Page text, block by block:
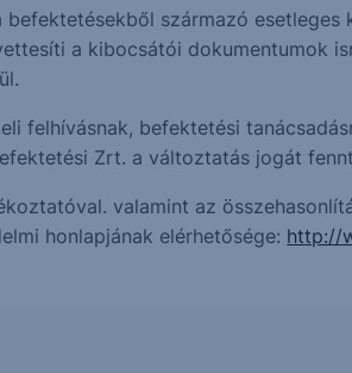
származó
a kibocsátói dokumentumok
felhívásnak, befektetési
Zrt. a változtatás jogát
valamint az
honlapjának elérhetősége: http://